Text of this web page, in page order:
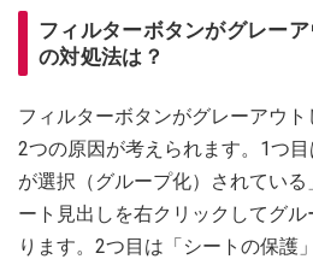
フィルターボタンがグレー
の対処法は？
フィルターボタンがグレーアウ
2つの原因が考えられます。1つ
が選択（グループ化）されてい
ート見出しを右クリックしてグ
ります。2つ目は「シートの保護